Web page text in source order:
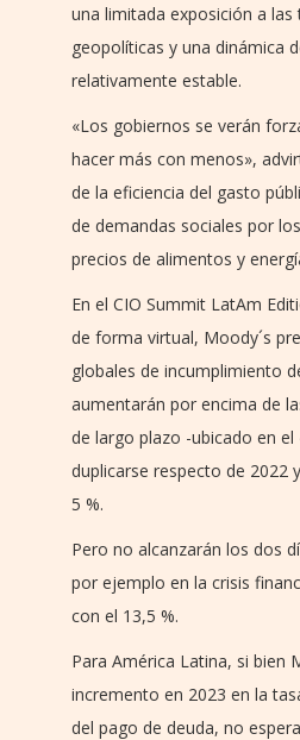
una limitada exposición a las
geopolíticas y una dinámica
relativamente estable.
«Los gobiernos se verán
hacer más con menos»,
de la eficiencia del gasto
de demandas sociales por
precios de alimentos y
En el CIO Summit LatAm
de forma virtual, Moody´s
globales de incumplimiento
aumentarán por encima de
de largo plazo -ubicado en el
duplicarse respecto de 2022
5 %.
Pero no alcanzarán los dos
por ejemplo en la crisis
con el 13,5 %.
Para América Latina, si bien
incremento en 2023 en la
del pago de deuda, no